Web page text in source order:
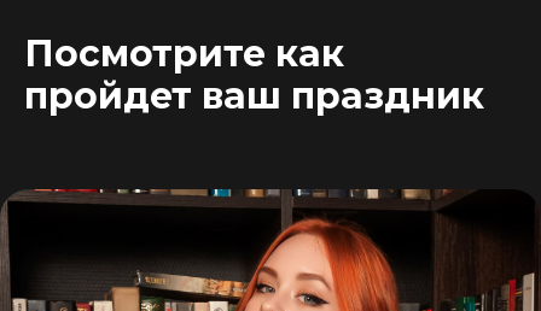
Посмотрите как
пройдет ваш праздник